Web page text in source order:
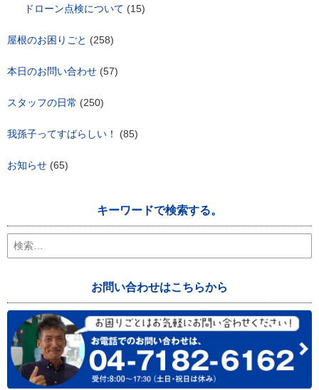
ドローン点検について (15)
屋根のお困りごと (258)
本日のお問い合わせ (57)
スタッフの日常 (250)
我孫子ってすばらしい！ (85)
お知らせ (65)
キーワードで検索する。
検
索:
お問い合わせはこちらから